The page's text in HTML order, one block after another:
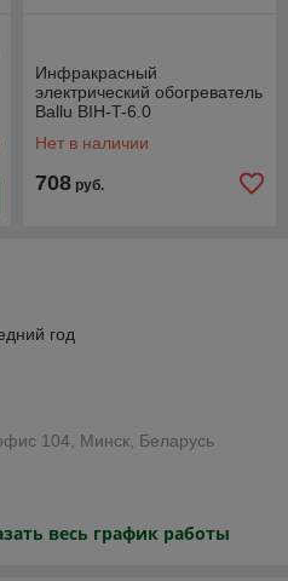
Инфракрасный
электрический обогреватель
Ballu BIH-T-6.0
Нет в наличии
708 руб.
год
104, Минск, Беларусь
весь график работы